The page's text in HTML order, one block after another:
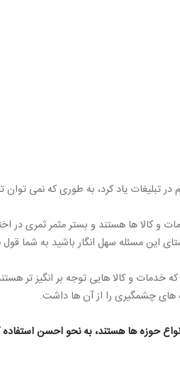
یاد کرد، به طوری که نمی توان
و کالا ها هستند و بستر مثمر ثمری
این مسئله سهل انگار باشید به شما
که خدمات و کالا هایی توجه بر انگیز
های چشمگیری را از آن ها داشت.
حوزه ها هستند، به نحو احسن